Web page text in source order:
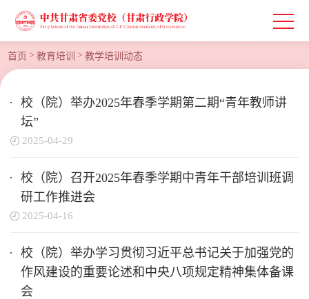
首页 > 教育培训 > 教学培训动态
校（院）举办2025年春季学期第二期“青年教师讲
坛”
2025-04-29
校（院）召开2025年春季学期中青年干部培训班调
研工作推进会
2025-04-16
校（院）举办学习贯彻习近平总书记关于加强党的
作风建设的重要论述和中央八项规定精神集体备课
会